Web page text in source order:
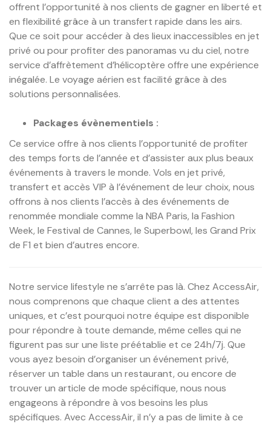
offrent l’opportunité à nos clients de gagner en liberté et
en flexibilité grâce à un transfert rapide dans les airs.
Que ce soit pour accéder à des lieux inaccessibles en jet
privé ou pour profiter des panoramas vu du ciel, notre
service d’affrètement d’hélicoptère offre une expérience
inégalée. Le voyage aérien est facilité grâce à des
solutions personnalisées.
Packages évènementiels :
Ce service offre à nos clients l’opportunité de profiter
des temps forts de l’année et d’assister aux plus beaux
événements à travers le monde. Vols en jet privé,
transfert et accès VIP à l’événement de leur choix, nous
offrons à nos clients l’accès à des événements de
renommée mondiale comme la NBA Paris, la Fashion
Week, le Festival de Cannes, le Superbowl, les Grand Prix
de F1 et bien d’autres encore.
Notre service lifestyle ne s’arrête pas là. Chez AccessAir,
nous comprenons que chaque client a des attentes
uniques, et c’est pourquoi notre équipe est disponible
pour répondre à toute demande, même celles qui ne
figurent pas sur une liste préétablie et ce 24h/7j. Que
vous ayez besoin d’organiser un événement privé,
réserver un table dans un restaurant, ou encore de
trouver un article de mode spécifique, nous nous
engageons à répondre à vos besoins les plus
spécifiques. Avec AccessAir, il n’y a pas de limite à ce